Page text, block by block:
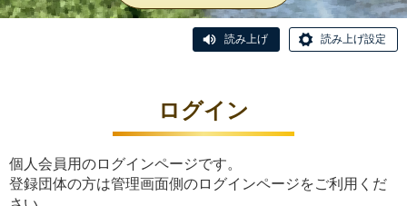
読み上げ 読み上げ設定
ログイン
個人会員用のログインページです。
登録団体の方は管理画面側のログインページをご利用くだ